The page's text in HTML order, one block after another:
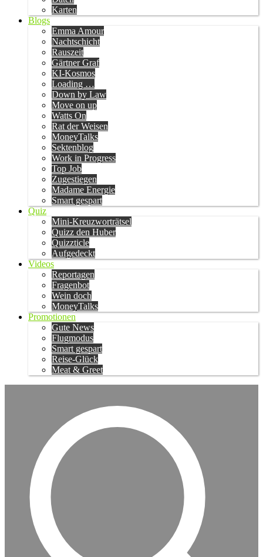
Karten
Blogs
Emma Amour
Nachtschicht
Rauszeit
Gärtner Graf
KI-Kosmos
Loading …
Down by Law
Move on up
Watts On
Rat der Weisen
MoneyTalks
Sektenblog
Work in Progress
Top Job
Zugestiegen
Madame Energie
Smart gespart
Quiz
Mini-Kreuzworträtsel
Quizz den Huber
Quizzticle
Aufgedeckt
Videos
Reportagen
Fragenbot
Wein doch
MoneyTalks
Promotionen
Gute News
Flugmodus
Smart gespart
Reise-Glück
Meat & Greet